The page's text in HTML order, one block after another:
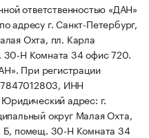
ответственностью «ДАН»
адресу г. Санкт-Петербург,
Охта, пл. Карла
Н Комната 34 офис 720.
При регистрации
ИНН
Юридический адрес: г.
округ Малая Охта,
Б, помещ. 30-Н Комната 34